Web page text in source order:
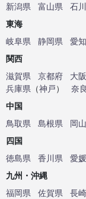
新潟県
富山県 石
東海
岐阜県
静岡県 愛
関西
滋賀県
京都府 大
兵庫県 （神戸） 奈
中国
鳥取県
島根県 岡
四国
徳島県
香川県 愛
九州・沖縄
福岡県
佐賀県 長